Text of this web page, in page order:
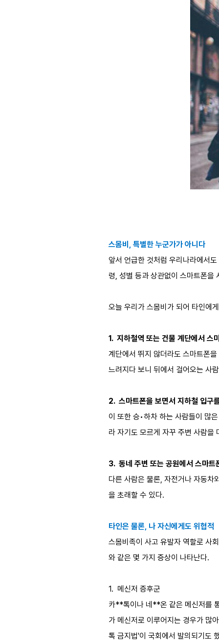
스몸비, 특별한 누군가가 아니다
앞서 언급한 것처럼 우리나라에서
령, 성별 등과 상관없이 스마트폰을
오늘 우리가 스몸비가 되어 타인에
1. 지하철역 또는 건물 계단에서 스
계단에서 뛰지 않더라도 스마트폰
느려지다 보니 뒤에서 걸어오는 사
2. 스마트폰을 보면서 지하철 입구
이 또한 승•하차 하는 사람들이 많
라 자기도 모르게 자꾸 주변 사람
3. 동네 주변 또는 공원에서 스마
다른 사람은 물론, 자전거나 자동차
을 초래할 수 있다.
타인은 물론, 나 자신에게도 위협적
스몸비족이 사고 유발자 역할로 사
와 같은 몇 가지 증상이 나타난다.
1. 메신저 증후군
카**톡이나 네**온 같은 메신저를
가 메신저로 이루어지는 경우가 많
톡 금지법'이 국회에서 발의되기도